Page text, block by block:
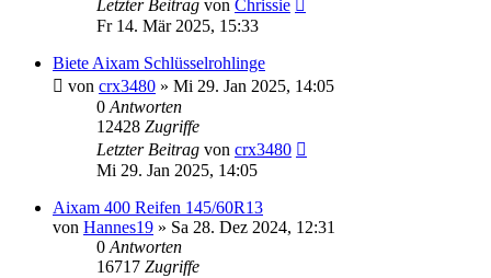
Letzter Beitrag von Chrissie
Fr 14. Mär 2025, 15:33
Biete Aixam Schlüsselrohlinge
von crx3480 » Mi 29. Jan 2025, 14:05
0Antworten
12428 Zugriffe
Letzter Beitrag von crx3480
Mi 29. Jan 2025, 14:05
Aixam 400 Reifen 145/60R13
von Hannes19 » Sa 28. Dez 2024, 12:31
0Antworten
16717 Zugriffe